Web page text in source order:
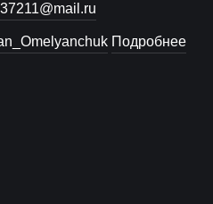
Подробнее